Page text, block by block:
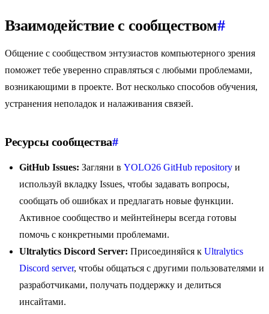
Взаимодействие с сообществом#
Общение с сообществом энтузиастов компьютерного зрения
поможет тебе уверенно справляться с любыми проблемами,
возникающими в проекте. Вот несколько способов обучения,
устранения неполадок и налаживания связей.
Ресурсы сообщества#
GitHub Issues: Загляни в YOLO26 GitHub repository и
используй вкладку Issues, чтобы задавать вопросы,
сообщать об ошибках и предлагать новые функции.
Активное сообщество и мейнтейнеры всегда готовы
помочь с конкретными проблемами.
Ultralytics Discord Server: Присоединяйся к Ultralytics
Discord server, чтобы общаться с другими пользователями и
разработчиками, получать поддержку и делиться
инсайтами.